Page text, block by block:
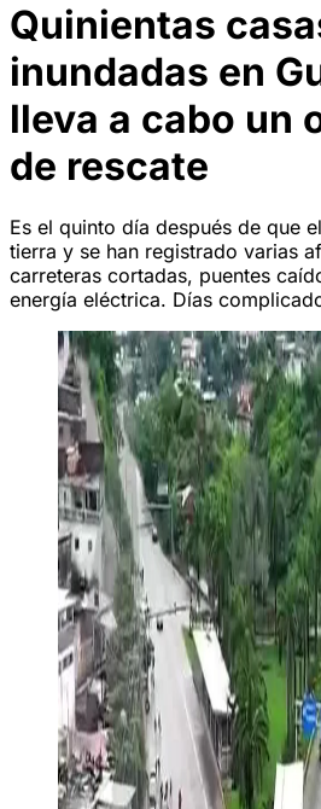
Quinientas
inundadas en
lleva a cabo un
de rescate
Es el quinto día después de que
tierra y se han registrado varias
carreteras cortadas, puentes
energía eléctrica. Días